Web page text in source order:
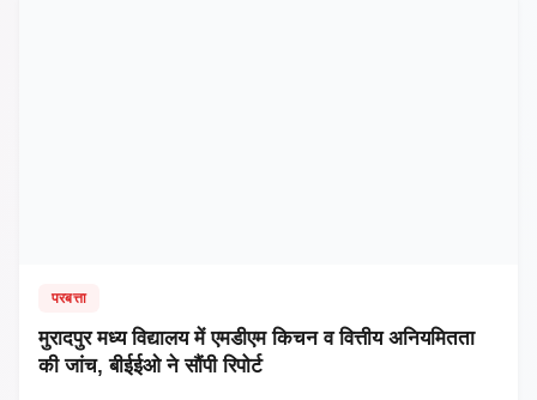
परबत्ता
मुरादपुर मध्य विद्यालय में एमडीएम किचन व वित्तीय अनियमितता
की जांच, बीईईओ ने सौंपी रिपोर्ट